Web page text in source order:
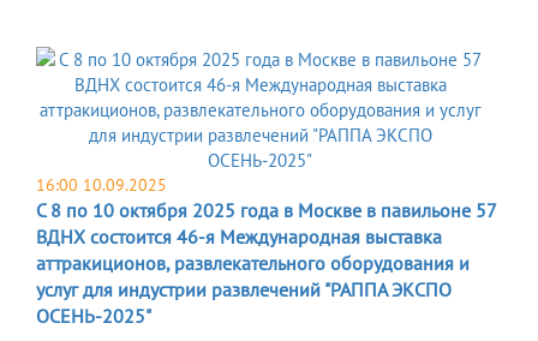
16:00 10.09.2025
С 8 по 10 октября 2025 года в Москве в павильоне 57
ВДНХ состоится 46-я Международная выставка
аттракиционов, развлекательного оборудования и
услуг для индустрии развлечений "РАППА ЭКСПО
ОСЕНЬ-2025"